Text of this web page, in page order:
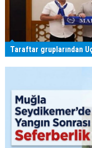
Taraftar gruplarından